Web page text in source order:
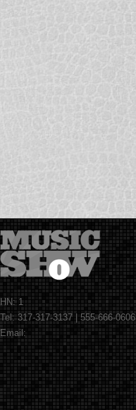
HN: 1
Tel: 317-317-3137 | 555-666-0606
Email: